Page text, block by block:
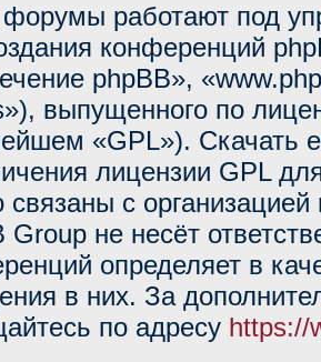
работают под
конференций
phpBB»,
выпущенного по
«GPL»). Скачать
лицензии GPL
связаны с
Group не несёт
определяет в
в них. За
по адресу https://